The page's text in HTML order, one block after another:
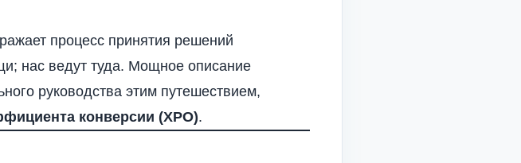
процесс принятия решений
нас ведут туда. Мощное описание
руководства этим путешествием,
конверсии (ХРО).